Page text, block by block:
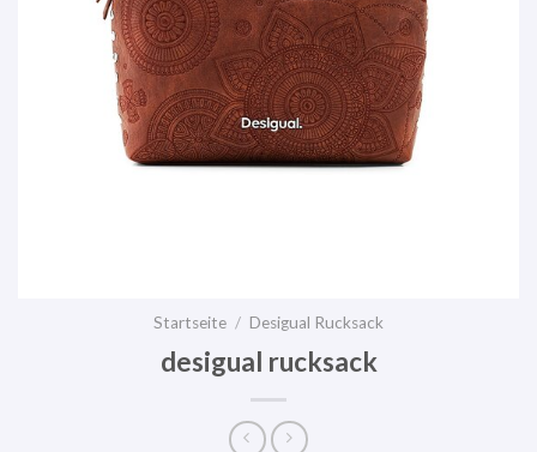
Startseite / Desigual Rucksack
desigual rucksack